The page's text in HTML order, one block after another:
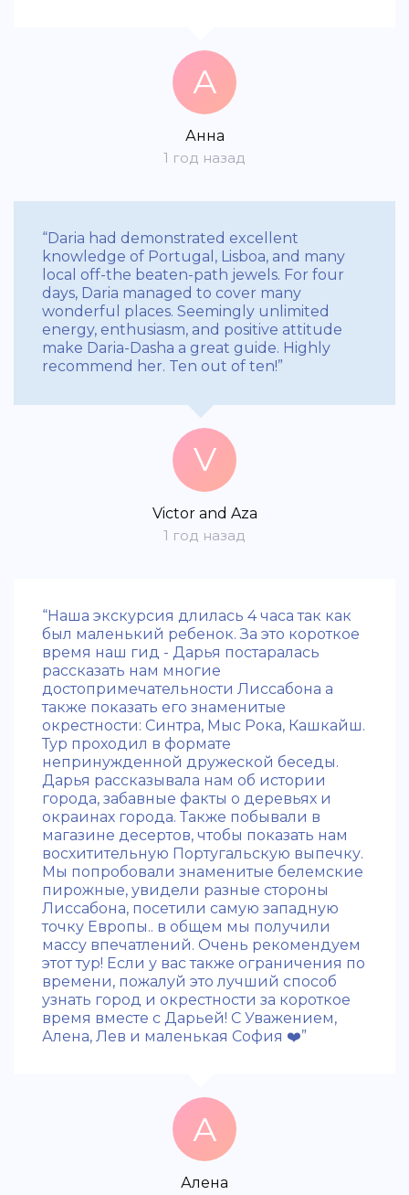
А
Анна
1 год назад
“Daria had demonstrated excellent
knowledge of Portugal, Lisboa, and many
local off-the beaten-path jewels. For four
days, Daria managed to cover many
wonderful places. Seemingly unlimited
energy, enthusiasm, and positive attitude
make Daria-Dasha a great guide. Highly
recommend her. Ten out of ten!”
V
Victor and Aza
1 год назад
“Наша экскурсия длилась 4 часа так как
был маленький ребенок. За это короткое
время наш гид - Дарья постаралась
рассказать нам многие
достопримечательности Лиссабона а
также показать его знаменитые
окрестности: Синтра, Мыс Рока, Кашкайш.
Тур проходил в формате
непринужденной дружеской беседы.
Дарья рассказывала нам об истории
города, забавные факты о деревьях и
окраинах города. Также побывали в
магазине десертов, чтобы показать нам
восхитительную Португальскую выпечку.
Мы попробовали знаменитые белемские
пирожные, увидели разные стороны
Лиссабона, посетили самую западную
точку Европы.. в общем мы получили
массу впечатлений. Очень рекомендуем
этот тур! Если у вас также ограничения по
времени, пожалуй это лучший способ
узнать город и окрестности за короткое
время вместе с Дарьей! С Уважением,
Алена, Лев и маленькая София ❤️”
А
Алена